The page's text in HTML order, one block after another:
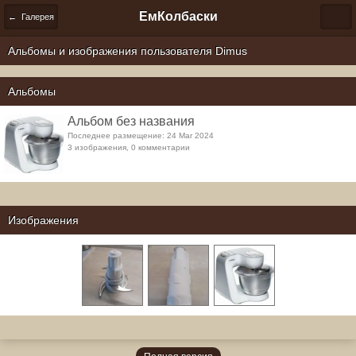
← Галерея ЕмКолбаски
Альбомы и изображения пользователя Dimus
Альбомы
Альбом без названия
Последнее размещение: 24 Mar 2024
3 изображения, 0 комментарии
Изображения